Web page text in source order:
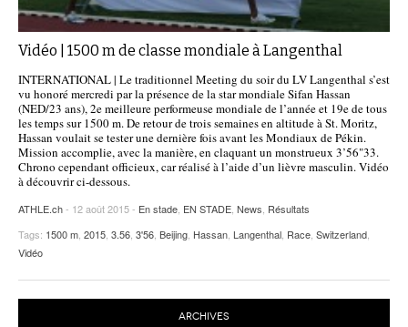
Vidéo | 1500 m de classe mondiale à Langenthal
INTERNATIONAL | Le traditionnel Meeting du soir du LV Langenthal s’est
vu honoré mercredi par la présence de la star mondiale Sifan Hassan
(NED/23 ans), 2e meilleure performeuse mondiale de l’année et 19e de tous
les temps sur 1500 m. De retour de trois semaines en altitude à St. Moritz,
Hassan voulait se tester une dernière fois avant les Mondiaux de Pékin.
Mission accomplie, avec la manière, en claquant un monstrueux 3’56"33.
Chrono cependant officieux, car réalisé à l’aide d’un lièvre masculin. Vidéo
à découvrir ci-dessous.
ATHLE.ch- 12 août 2015 - En stade EN STADE News Résultats
Tags: 1500 m 2015 3.56 3'56 Beijing Hassan Langenthal Race Switzerland
Vidéo
ARCHIVES